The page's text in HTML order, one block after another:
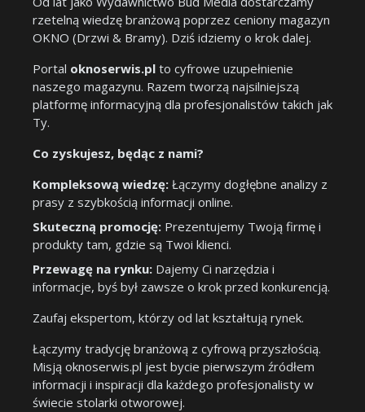
rzetelną wiedzę branżową poprzez ceniony magazyn
OKNO (Drzwi & Bramy). Dziś idziemy o krok dalej.
Portal oknoserwis.pl to cyfrowe uzupełnienie
naszego magazynu. Razem tworzą najsilniejszą
platformę informacyjną dla profesjonalistów takich jak
Ty.
Co zyskujesz, będąc z nami?
Kompleksową wiedzę: Łączymy dogłębne analizy z
prasy z szybkością informacji online.
Skuteczną promocję: Prezentujemy Twoją firmę i
produkty tam, gdzie są Twoi klienci.
Przewagę na rynku: Dajemy Ci narzędzia i
informacje, byś był zawsze o krok przed konkurencją.
Zaufaj ekspertom, którzy od lat kształtują rynek.
Łączymy tradycję branżową z cyfrową przyszłością.
Misją oknoserwis.pl jest bycie pierwszym źródłem
informacji i inspiracji dla każdego profesjonalisty w
świecie stolarki otworowej.